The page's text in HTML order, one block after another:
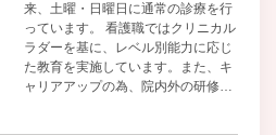
来、土曜・日曜日に通常の診療を行
っています。 看護職ではクリニカル
ラダーを基に、レベル別能力に応じ
た教育を実施しています。また、キ
ャリアアップの為、院内外の研修参